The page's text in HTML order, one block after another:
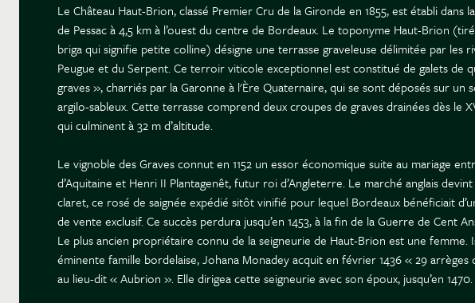
Le Château Haut-Brion, classé Premier Cru de la Gironde en 1855, est établi dans
de Pessac à 4,5 km à l’ouest du centre de Bordeaux. Le toponyme Haut-Brion
briga qui signifie petite colline) désigne une terrasse graveleuse délimitée par les
Peugue et du Serpent. Ce terroir viticole exceptionnel est constitué de galets de
graves », charriés par la Garonne à l'Ère Quaternaire, qui se sont déposés sur un
argilo-sableux. Cette terrasse comprend deux croupes de graves drainées dès le
qui culminent à 32 m d’altitude.
Le vignoble des Graves connut en 1152 un essor économique suite au mariage
d’Aquitaine et Henri II Plantagenêt, futur roi d’Angleterre. Le marché anglais
claret, ce rosé de saignée expédié sitôt vinifié pour lequel Bordeaux bénéficiait
de vente exclusif. Ce succès perdura jusqu’en 1453, à la fin de la Guerre de Cent
Le plus ancien propriétaire connu de la seigneurie de Haut-Brion est une femme.
éminente famille bordelaise, Johana Monadey acquit en février 1436 « 29 arrèges
au lieu-dit « Aubrion ». Elle dirigea cette seigneurie avec son époux, jusqu’en 1470.